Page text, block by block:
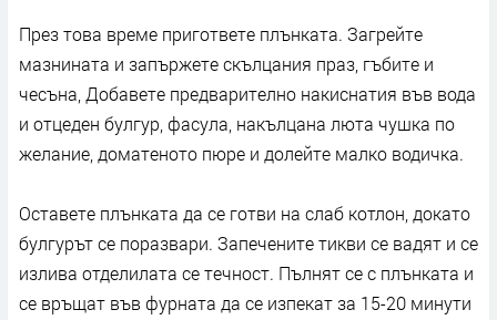
През това време пригответе плънката. Загрейте
мазнината и запържете скълцания праз, гъбите и
чесъна, Добавете предварително накиснатия във вода
и отцеден булгур, фасула, накълцана люта чушка по
желание, доматеното пюре и долейте малко водичка.
Оставете плънката да се готви на слаб котлон, докато
булгурът се поразвари. Запечените тикви се вадят и се
излива отделилата се течност. Пълнят се с плънката и
се връщат във фурната да се изпекат за 15-20 минути